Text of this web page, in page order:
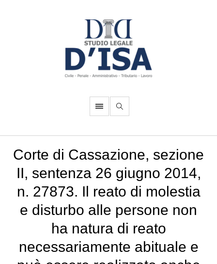
Corte di Cassazione, sezione
II, sentenza 26 giugno 2014,
n. 27873. Il reato di molestia
e disturbo alle persone non
ha natura di reato
necessariamente abituale e